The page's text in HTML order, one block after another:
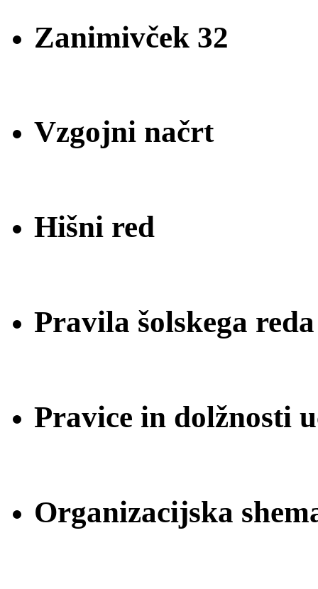
Zanimivček 32
Vzgojni načrt
Hišni red
Pravila šolskega reda
Pravice in dolžnosti
Organizacijska